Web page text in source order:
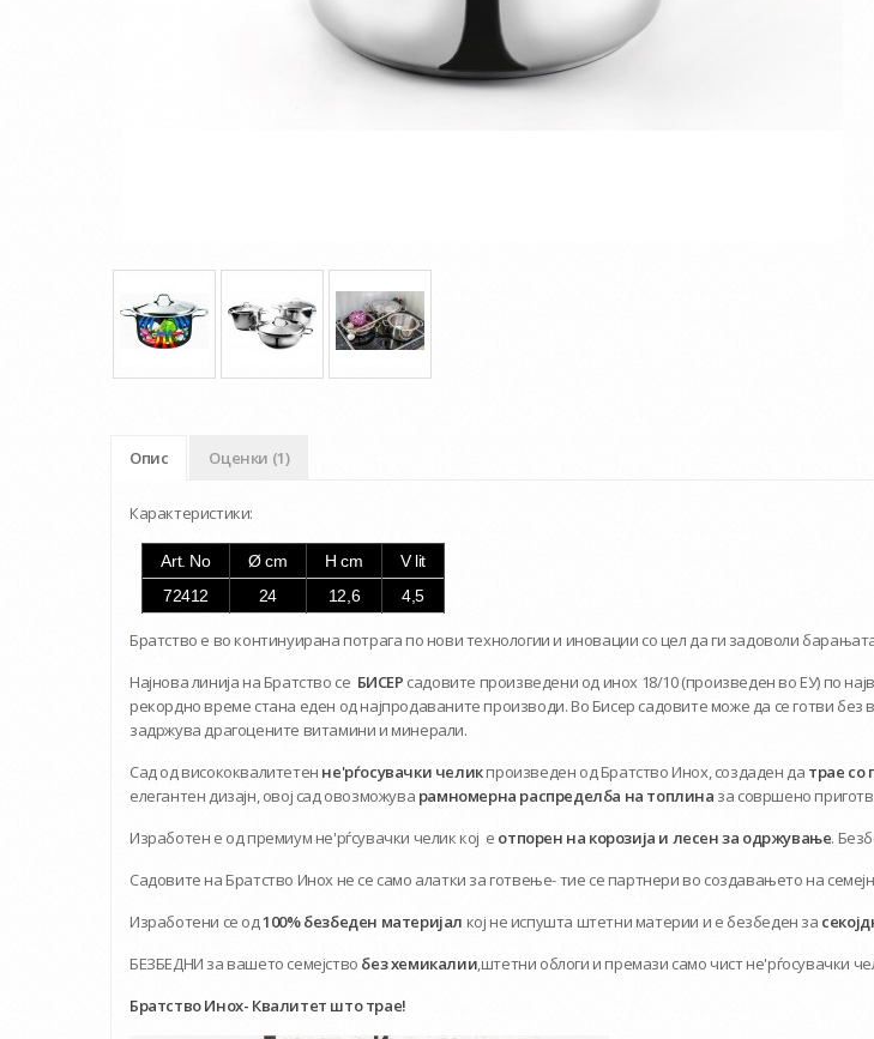
Опис Оценки (1)
Карактеристики:
Art. No Ø cm H cm
V lit
72412
24 12,6 4,5
Братство е во континуирана потрага по нови технологии и иновации со цел да ги задоволи
Најнова линија на Братство се БИСЕР садовите произведени од инох 18/10 (произведен во ЕУ) по
рекордно време стана еден од најпродаваните производи. Во Бисер садовите може да се готви
задржува драгоцените витамини и минерали.
Сад од висококвалитетен не'рѓосувачки челикпроизведен од Братство Инох, создаден да трае со
елегантен дизајн, овој сад овозможува рамномерна распределба на топлина за совршено
Изработен е од премиум не'рѓсувачки челик кој е отпорен на корозија и лесен за одржување.
Садовите на Братство Инох не се само алатки за готвење- тие се партнери во создавањето на
Изработени се од100% безбеден материјал кој не испушта штетни материи и е безбеден за
БЕЗБЕДНИ за вашето семејство без хемикалии,штетни облоги и премази само чист не'рѓосувачки
Братство Инох- Квалитет што трае!